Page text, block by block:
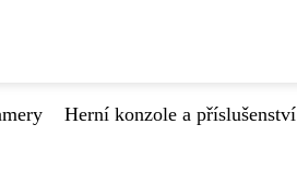
Herní konzole a příslušenství